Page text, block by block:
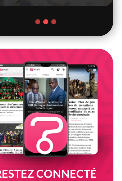
CONNECTÉ